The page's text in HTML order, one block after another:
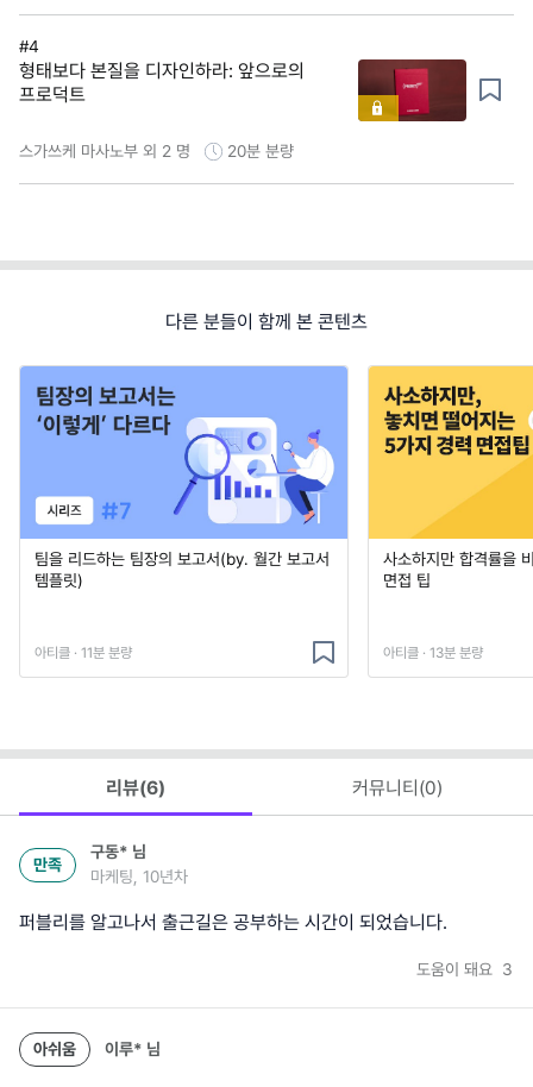
#4
형태보다 본질을 디자인하라: 앞으로의
프로덕트
스가쓰케 마사노부 외 2 명 20분 분량
다른 분들이 함께 본 콘텐츠
팀을 리드하는 팀장의 보고서(by. 월간 보고서
템플릿)
아티클 · 11분 분량
사소하지만 합격률을
면접 팁
아티클 · 13분 분량
리뷰(6) 커뮤니티(0)
만족
구동* 님
마케팅, 10년차
퍼블리를 알고나서 출근길은 공부하는 시간이 되었습니다.
도움이 돼요 3
아쉬움 이루* 님